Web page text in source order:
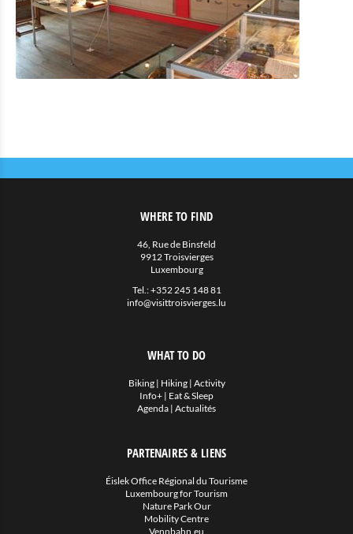
WHERE TO FIND
46, Rue de Binsfeld
9912 Troisvierges
Luxembourg
Tel.:+352 245 148 81
info@visittroisvierges.lu
WHAT TO DO
Biking| Hiking| Activity
Info+ | Eat & Sleep
Agenda | Actualités
PARTENAIRES & LIENS
Éislek Office Régional du Tourisme
Luxembourg for Tourism
Nature Park Our
Mobility Centre
Vennbahn.eu